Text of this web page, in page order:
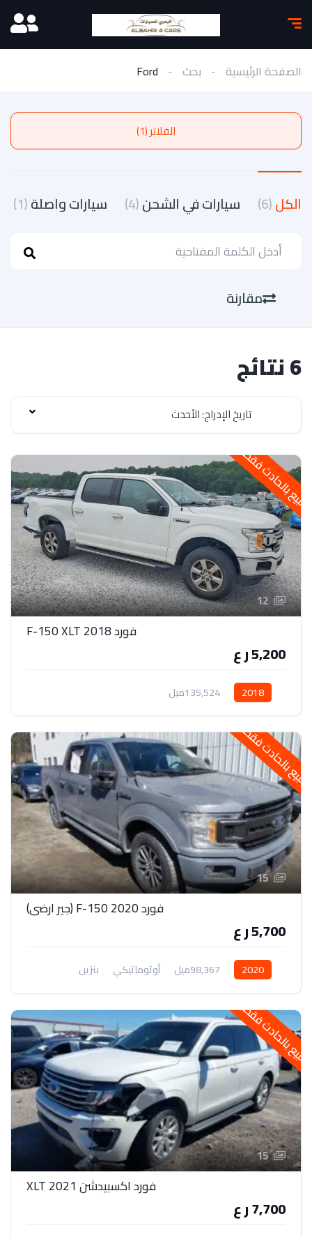
الصفحة الرئيسية بحث Ford
الفلاتر (1)
الكل(6) سيارات في الشحن(4) سيارات واصلة(1)
مقارنة
6 نتائج
تاريخ الإدراج: الأحدث
بالحادث فقط
12
فورد 2018 F-150 XLT
5,200 ر ع
2018 135,524ميل
بالحادث فقط
15
فورد F-150 2020 (جير ارضي)
5,700 ر ع
2020 98,367ميل أوتوماتيكي
بنزين
دفع رباعي
بالحادث فقط
15
فورد اكسبيدشن 2021 XLT
7,700 ر ع